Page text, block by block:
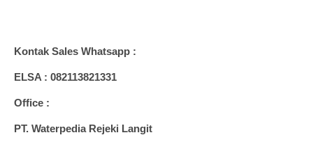
Kontak Sales Whatsapp :
ELSA : 082113821331
Office :
PT. Waterpedia Rejeki Langit